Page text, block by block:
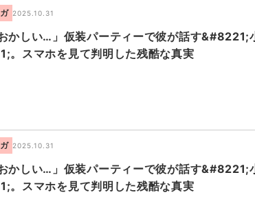
2025.10.31
かしい…」仮装パーティーで彼が話す&#8221;
。スマホを見て判明した残酷な真実
2025.10.31
かしい…」仮装パーティーで彼が話す&#8221;
。スマホを見て判明した残酷な真実